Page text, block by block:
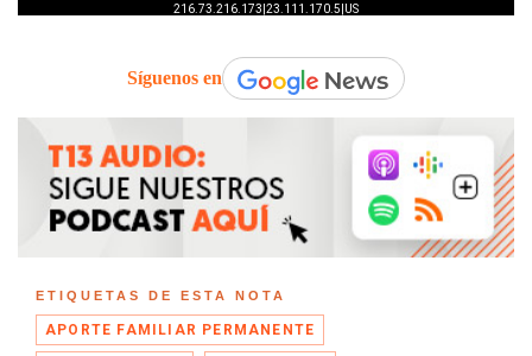
Síguenos en
ETIQUETAS DE ESTA NOTA
APORTE FAMILIAR PERMANENTE